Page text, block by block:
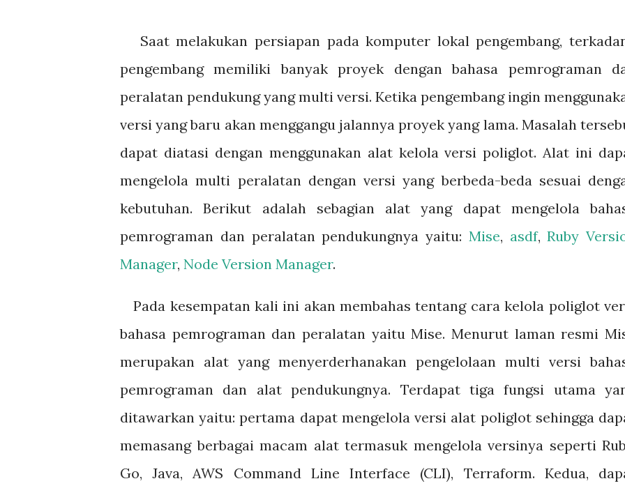
Saatmelakukan persiapan pada komputer lokal pengembang,
pengembang memiliki banyak proyek dengan bahasa pemrograman
peralatan pendukung yang multi versi. Ketika pengembang ingin
versi yang baru akan menggangu jalannya proyek yang lama. Masalah
dapat diatasi dengan menggunakan alat kelola versi poliglot. Alat ini
mengelola multi peralatan dengan versi yang berbeda-beda sesuai
kebutuhan. Berikut adalah sebagian alat yang dapat mengelola
pemrograman dan peralatan pendukungnya yaitu: Mise, asdf,Ruby
Manager, Node Version Manager.
Pada kesempatan kali ini akan membahas tentang carakelola poliglot
bahasa pemrograman dan peralatan yaitu Mise. Menurut laman resmi
merupakan alat yang menyerderhanakan pengelolaan multi versi
pemrograman dan alat pendukungnya. Terdapat tiga fungsi utama
ditawarkan yaitu: pertama dapat mengelola versi alat poliglot sehingga
memasang berbagai macam alat termasuk mengelola versinya seperti
Go, Java, AWS Command Line Interface (CLI), Terraform. Kedua,